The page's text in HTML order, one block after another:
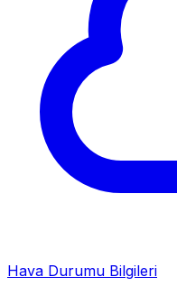
Hava Durumu Bilgileri